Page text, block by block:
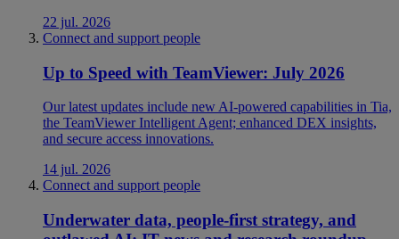
22 jul. 2026
Connect and support people
Up to Speed with TeamViewer: July 2026
Our latest updates include new AI-powered capabilities in Tia,
the TeamViewer Intelligent Agent; enhanced DEX insights,
and secure access innovations.
14 jul. 2026
Connect and support people
Underwater data, people-first strategy, and